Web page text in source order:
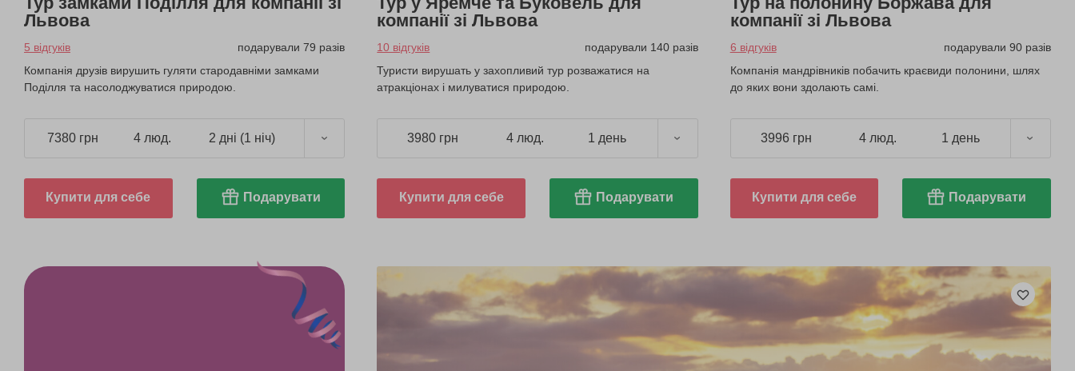
Львова
5 відгуків
подарували 79 разів
Компанія друзів вирушить гуляти стародавніми замками
Поділля та насолоджуватися природою.
7380 грн 4 люд. 2 дні (1 ніч)
Купити для себе Подарувати
компанії зі Львова
10 відгуків
подарували 140 разів
Туристи вирушать у захопливий тур розважатися на
атракціонах і милуватися природою.
3980 грн 4 люд. 1 день
Купити для себе Подарувати
компанії зі Львова
6 відгуків
подарували 90 разів
Компанія мандрівників побачить краєвиди полонини, шлях
до яких вони здолають самі.
3996 грн 4 люд. 1 день
Купити для себе Подарувати